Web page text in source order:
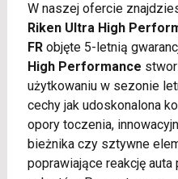
W naszej ofercie
Riken Ultra High
FRobjęte 5-letnią
High Performance
użytkowaniu w sezonie
cechy jak udoskonalona
opory toczenia,
bieżnika czy sztywne
poprawiające reakcję